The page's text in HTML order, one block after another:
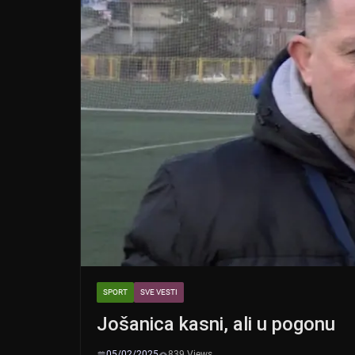
SPORT SVE VESTI
Jošanica kasni, ali u pogonu